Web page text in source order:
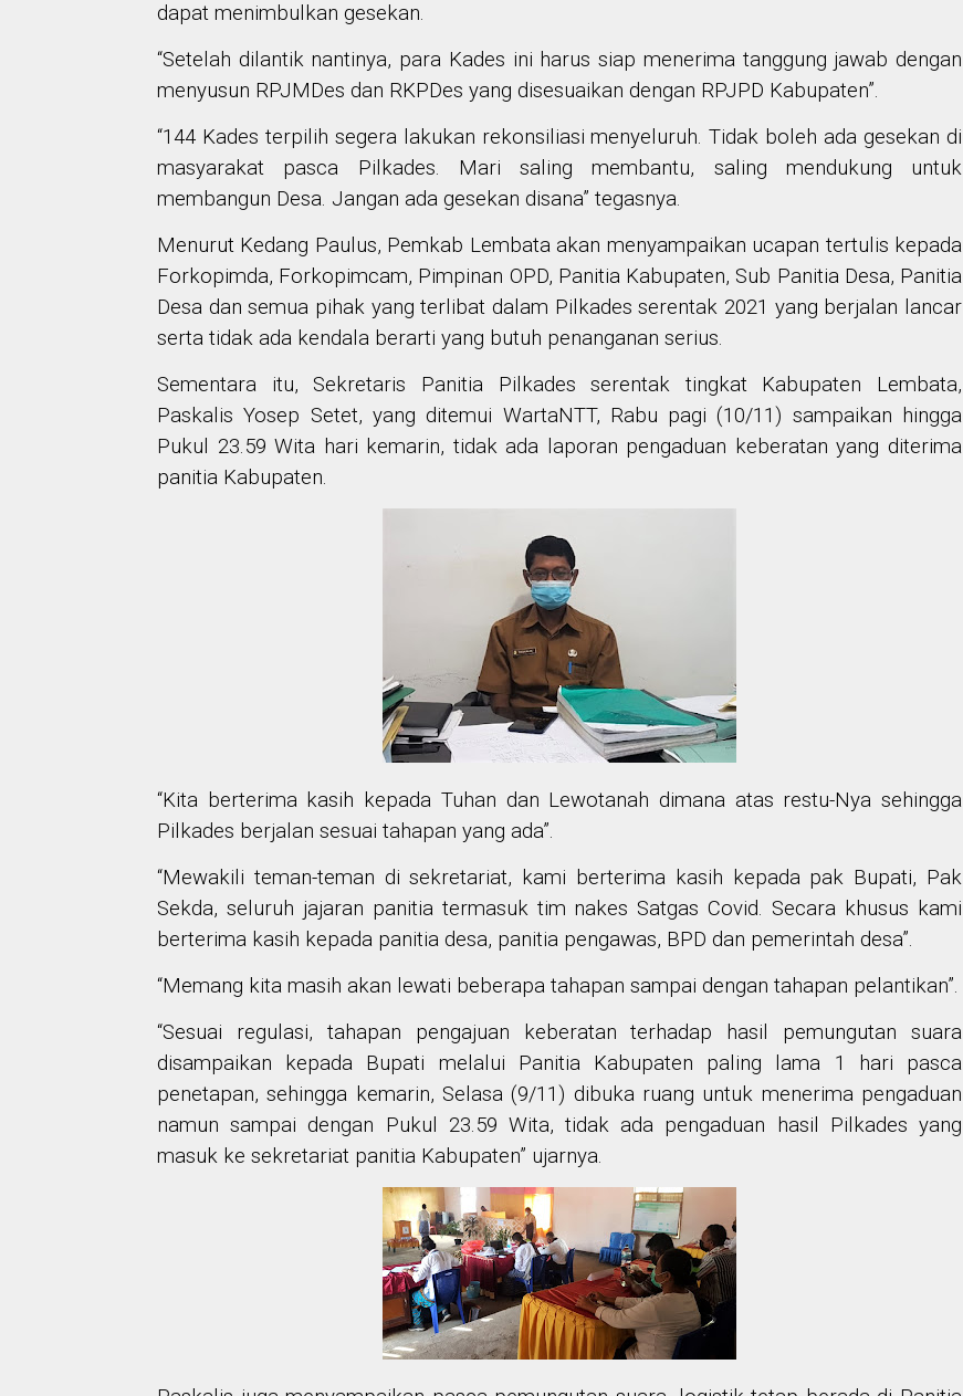
dapat menimbulkan gesekan.
“Setelah dilantik nantinya, para Kades ini harus siap menerima tanggung jawab dengan
menyusun RPJMDes dan RKPDes yang disesuaikan dengan RPJPD Kabupaten”.
“144 Kades terpilih segera lakukan rekonsiliasi menyeluruh. Tidak boleh ada gesekan di
masyarakat pasca Pilkades. Mari saling membantu, saling mendukung untuk
membangun Desa. Jangan ada gesekan disana” tegasnya.
Menurut Kedang Paulus, Pemkab Lembata akan menyampaikan ucapan tertulis kepada
Forkopimda, Forkopimcam, Pimpinan OPD, Panitia Kabupaten, Sub Panitia Desa, Panitia
Desa dan semua pihak yang terlibat dalam Pilkades serentak 2021 yang berjalan lancar
serta tidak ada kendala berarti yang butuh penanganan serius.
Sementara itu, Sekretaris Panitia Pilkades serentak tingkat Kabupaten Lembata,
Paskalis Yosep Setet, yang ditemui WartaNTT, Rabu pagi (10/11) sampaikan hingga
Pukul 23.59 Wita hari kemarin, tidakada laporan pengaduan keberatan yang diterima
panitia Kabupaten.
“Kita berterima kasih kepada Tuhan dan Lewotanah dimana atas restu-Nyasehingga
Pilkades berjalan sesuai tahapan yang ada”.
“Mewakili teman-teman di sekretariat, kami berterima kasih kepada pak Bupati, Pak
Sekda, seluruh jajaran panitia termasuk tim nakes Satgas Covid. Secara khusus kami
berterima kasih kepada panitia desa, panitia pengawas, BPD dan pemerintah desa”.
“Memang kita masih akan lewati beberapa tahapan sampai dengan tahapan pelantikan”.
“Sesuai regulasi, tahapan pengajuan
keberatan terhadap hasil pemungutan suara
disampaikan kepada Bupati melalui Panitia Kabupaten paling lama 1 hari pasca
penetapan, sehingga kemarin, Selasa (9/11) dibuka ruang untuk menerima pengaduan
namun sampai dengan Pukul 23.59 Wita, tidak ada pengaduan hasil Pilkadesyang
masuk ke sekretariat panitia Kabupaten” ujarnya.